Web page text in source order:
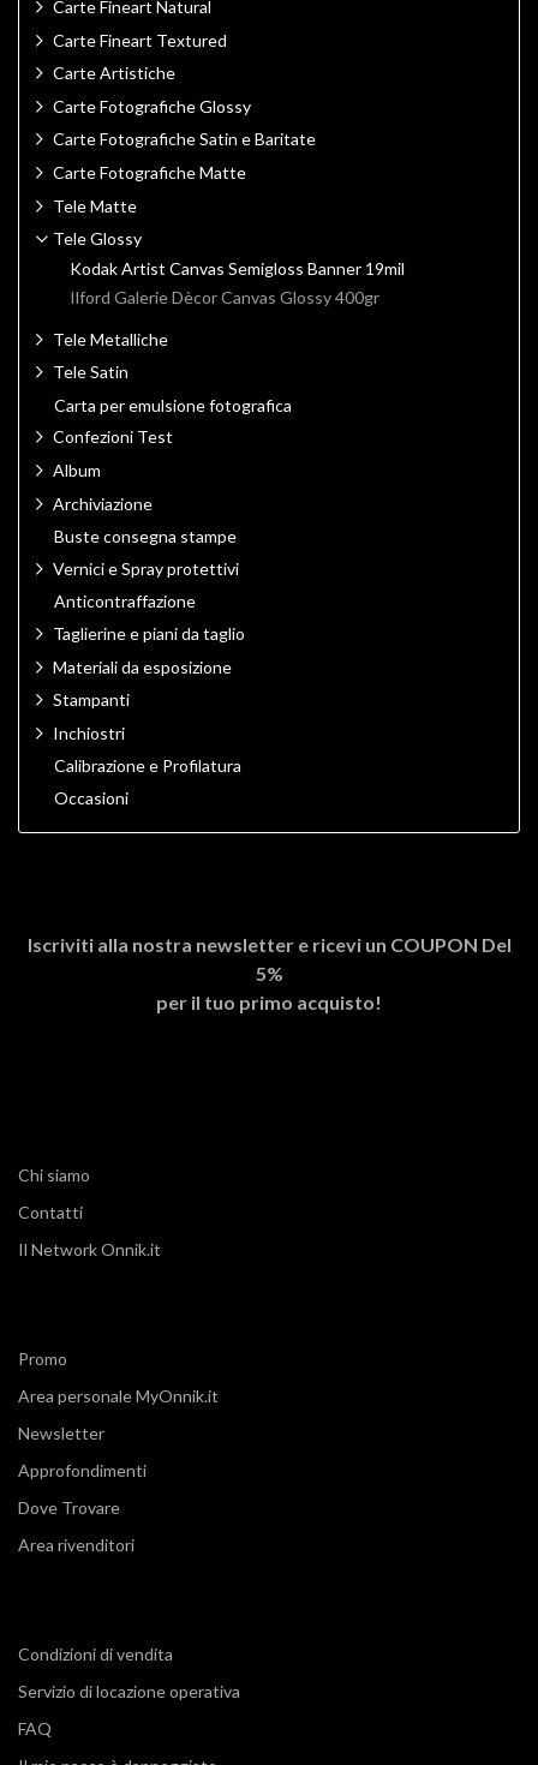
Carte Fineart Natural
Carte Fineart Textured
Carte Artistiche
Carte Fotografiche Glossy
Carte Fotografiche Satin e Baritate
Carte Fotografiche Matte
Tele Matte
Tele Glossy
Kodak Artist Canvas Semigloss Banner 19mil
Ilford Galerie Dècor Canvas Glossy 400gr
Tele Metalliche
Tele Satin
Carta per emulsione fotografica
Confezioni Test
Album
Archiviazione
Buste consegna stampe
Vernici e Spray protettivi
Anticontraffazione
Taglierine e piani da taglio
Materiali da esposizione
Stampanti
Inchiostri
Calibrazione e Profilatura
Occasioni
Iscriviti alla nostra newsletter e ricevi un COUPON Del
5%
per il tuo primo acquisto!
Chi siamo
Contatti
Il Network Onnik.it
Promo
Area personale MyOnnik.it
Newsletter
Approfondimenti
Dove Trovare
Area rivenditori
Condizioni di vendita
Servizio di locazione operativa
FAQ